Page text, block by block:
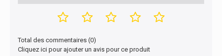
tension de voltage à
220 V
tension de voltage à
l'entrée (max)
230 V
Total des commentaires (0)
Cliquez ici pour ajouter un avis pour ce produit